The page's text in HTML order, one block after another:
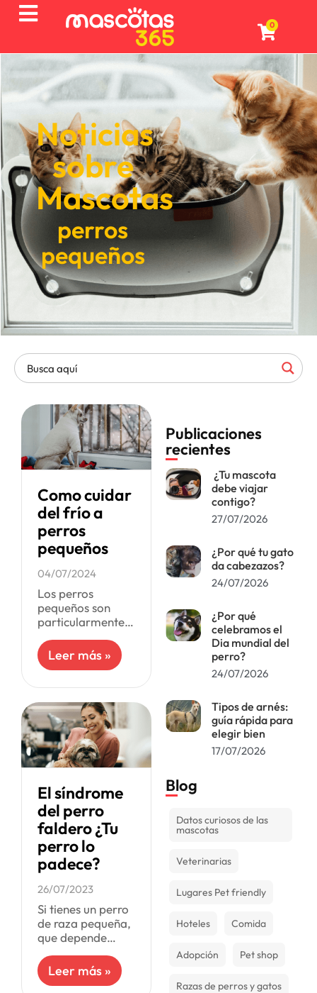
0
Noticias
sobre
Mascotas
perros
pequeños
Como cuidar
del frío a
perros
pequeños
04/07/2024
Los perros
pequeños son
particularmente
Es posible que a
partir de los 12 ºC
los efectos de las
bajas
temperaturas
Leer más »
El síndrome
del perro
faldero ¿Tu
perro lo
padece?
26/07/2023
Si tienes un perro
de raza pequeña,
que depende
de tu presencia y
hasta se vuelve
Leer más »
Publicaciones
recientes
¿Tu mascota
debe viajar
contigo?
27/07/2026
¿Por qué tu gato
da cabezazos?
24/07/2026
¿Por qué
celebramos el
Dia mundial del
perro?
24/07/2026
Tipos de arnés:
guía rápida para
elegir bien
17/07/2026
Blog
Datos curiosos de las
mascotas
Veterinarias
Lugares Pet friendly
Hoteles Comida
Adopción Pet shop
Razas de perros y gatos